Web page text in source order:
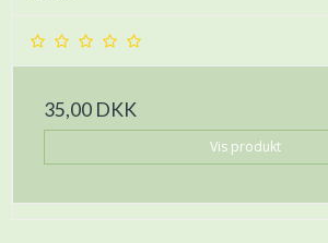
35,00 DKK
Vis produkt